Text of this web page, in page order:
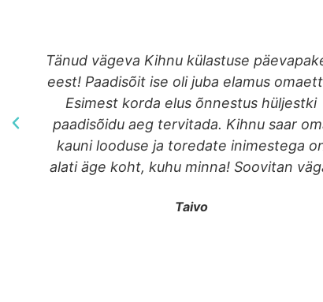
Very cool experience 🙂 Totally
Reccomend!
Evely Kasemaa